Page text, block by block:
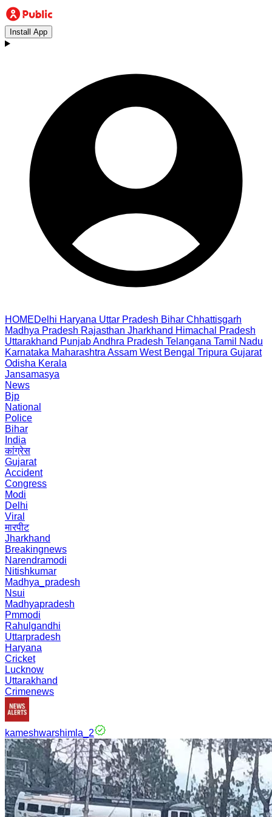
Install App
HOMEDelhi Haryana Uttar Pradesh Bihar Chhattisgarh
Madhya Pradesh Rajasthan Jharkhand Himachal Pradesh
Uttarakhand PunjabAndhra Pradesh Telangana Tamil Nadu
Karnataka Maharashtra Assam West Bengal Tripura Gujarat
Odisha Kerala
Jansamasya
News
Bjp
National
Police
Bihar
India
कांग्रेस
Gujarat
Accident
Congress
Modi
Delhi
Viral
मारपीट
Jharkhand
Breakingnews
Narendramodi
Nitishkumar
Madhya_pradesh
Nsui
Madhyapradesh
Pmmodi
Rahulgandhi
Uttarpradesh
Haryana
Cricket
Lucknow
Uttarakhand
Crimenews
kameshwarshimla_2